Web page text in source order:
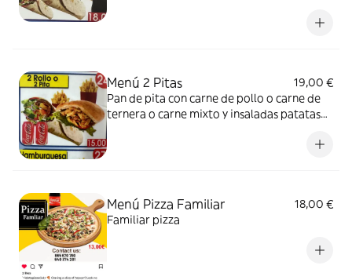
Menú 2 Pitas
19,00 €
Pan de pita con carne de pollo o carne de
ternera o carne mixto y insaladas patatas
Menú Pizza Familiar
18,00 €
Familiar pizza